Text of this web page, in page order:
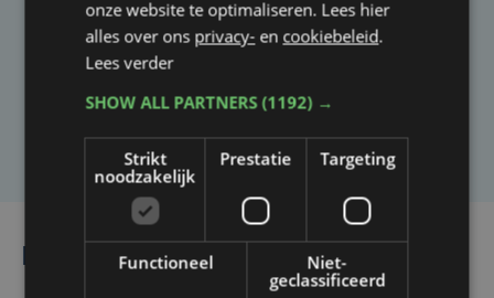
Heb je een taal- of schrijffout opgemerkt in dit
Lees ook
onze website te optimaliseren. Lees hier
alles over ons privacy- en cookiebeleid.
Lees verder
SHOW ALL PARTNERS(1192) →
Strikt
noodzakelijk
Prestatie Targeting
Functioneel
Niet-
geclassificeerd